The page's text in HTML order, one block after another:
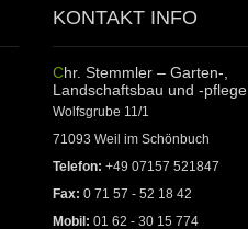
KONTAKT INFO
Chr. Stemmler – Garten-,
Landschaftsbau und -pflege
Wolfsgrube 11/1
71093 Weil im Schönbuch
Telefon: +49 07157 521847
Fax: 0 71 57 - 52 18 42
Mobil: 01 62 - 30 15 774